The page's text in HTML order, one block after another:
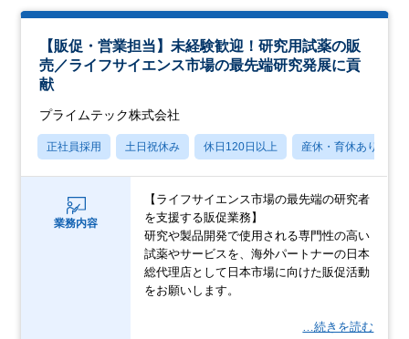
【販促・営業担当】未経験歓迎！研究用試薬の販
売／ライフサイエンス市場の最先端研究発展に貢
献
プライムテック株式会社
正社員採用 土日祝休み 休日120日以上 産休・育休あり
業務内容
【ライフサイエンス市場の最先端の研究者
を支援する販促業務】
研究や製品開発で使用される専門性の高い
試薬やサービスを、海外パートナーの日本
総代理店として日本市場に向けた販促活動
をお願いします。
…続きを読む